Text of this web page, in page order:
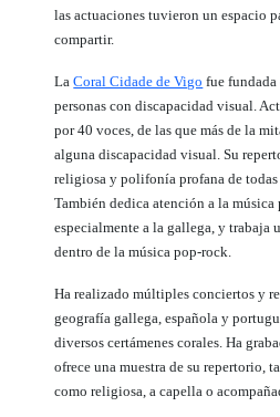
las actuaciones tuvieron un espacio
compartir.
LaCoral Cidade de Vigo fue
personas con discapacidad visual.
por 40 voces, de las que más de la
alguna discapacidad visual. Su
religiosa y polifonía profana de todas
También dedica atención a la música
especialmente a la gallega, y trabaja
dentro de la música pop-rock.
Ha realizado múltiples conciertos y
geografía gallega, española y
diversos certámenes corales. Ha
ofrece una muestra de su repertorio,
como religiosa, a capella o